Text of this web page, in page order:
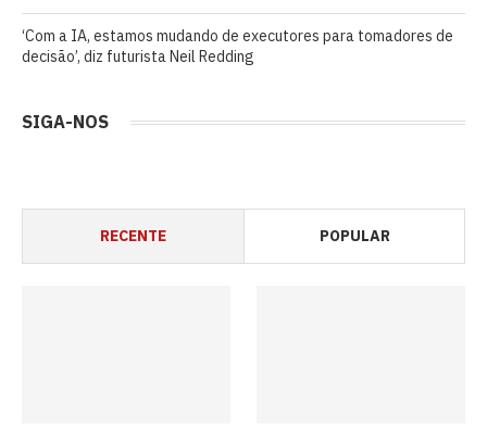
‘Com a IA, estamos mudando de executores para tomadores de
decisão’, diz futurista Neil Redding
SIGA-NOS
RECENTE POPULAR